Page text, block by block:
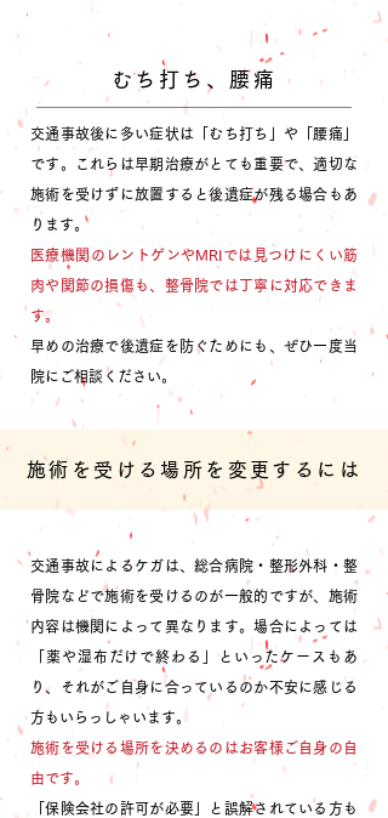
むち打ち、腰痛
交通事故後に多い症状は「むち打ち」や「腰痛」
です。これらは早期治療がとても重要で、適切な
施術を受けずに放置すると後遺症が残る場合もあ
ります。
医療機関のレントゲンやMRIでは見つけにくい筋
肉や関節の損傷も、整骨院では丁寧に対応できま
す。
早めの治療で後遺症を防ぐためにも、ぜひ一度当
院にご相談ください。
施術を受ける場所を変更するには
交通事故によるケガは、総合病院・整形外科・整
骨院などで施術を受けるのが一般的ですが、施術
内容は機関によって異なります。場合によっては
「薬や湿布だけで終わる」といったケースもあ
り、それがご自身に合っているのか不安に感じる
方もいらっしゃいます。
施術を受ける場所を決めるのはお客様ご自身の自
由です。
「保険会社の許可が必要」と誤解されている方も